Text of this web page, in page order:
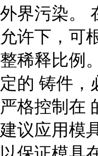
外界污染。
允许下，可
整稀释比例
定的 铸件，
严格控制在
建议应用模